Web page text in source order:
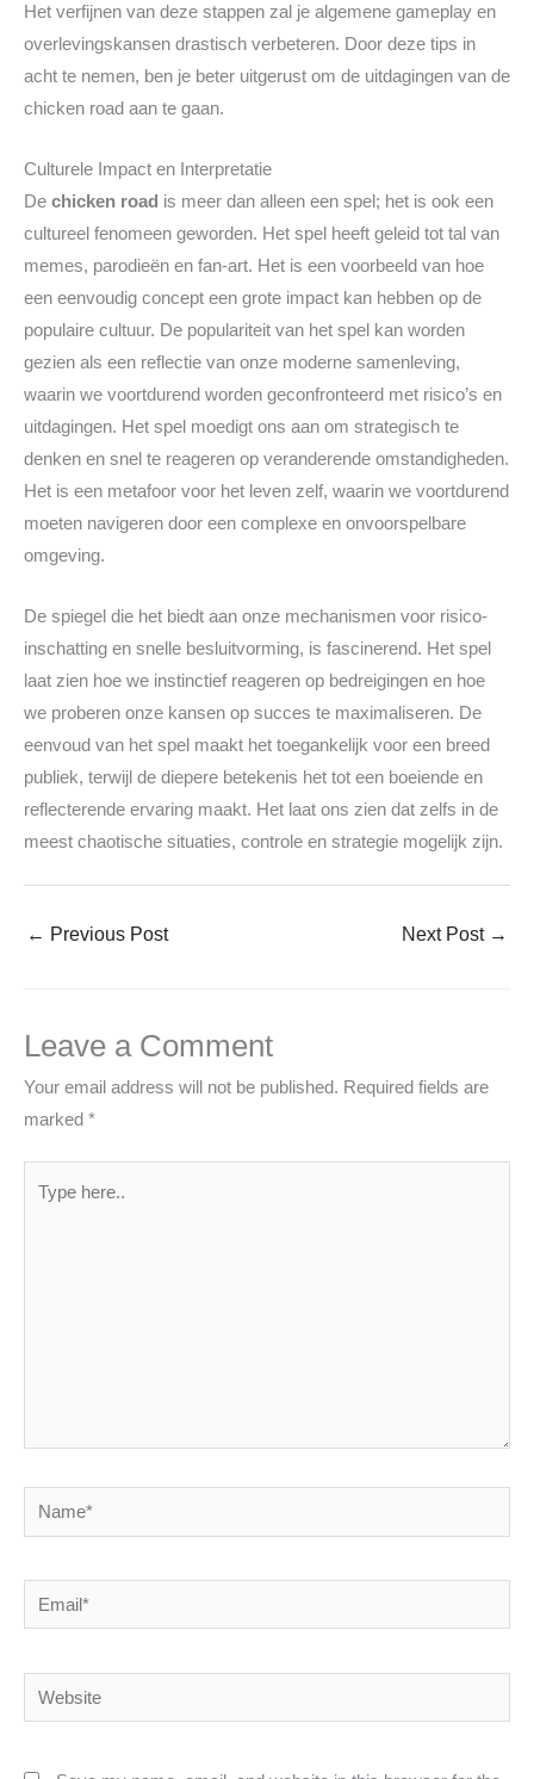
Het verfijnen van deze stappen zal je algemene gameplay en
overlevingskansen drastisch verbeteren. Door deze tips in
acht te nemen, ben je beter uitgerust om de uitdagingen van de
chicken road aan te gaan.
Culturele Impact en Interpretatie
De chicken road is meer dan alleen een spel; het is ook een
cultureel fenomeen geworden. Het spel heeft geleid tot tal van
memes, parodieën en fan-art. Het is een voorbeeld van hoe
een eenvoudig concept een grote impact kan hebben op de
populaire cultuur. De populariteit van het spel kan worden
gezien als een reflectie van onze moderne samenleving,
waarin we voortdurend worden geconfronteerd met risico’s en
uitdagingen. Het spel moedigt ons aan om strategisch te
denken en snel te reageren op veranderende omstandigheden.
Het is een metafoor voor het leven zelf, waarin we voortdurend
moeten navigeren door een complexe en onvoorspelbare
omgeving.
De spiegel die het biedt aan onze mechanismen voor risico-
inschatting en snelle besluitvorming, is fascinerend. Het spel
laat zien hoe we instinctief reageren op bedreigingen en hoe
we proberen onze kansen op succes te maximaliseren. De
eenvoud van het spel maakt het toegankelijk voor een breed
publiek, terwijl de diepere betekenis het tot een boeiende en
reflecterende ervaring maakt. Het laat ons zien dat zelfs in de
meest chaotische situaties, controle en strategie mogelijk zijn.
← Previous Post Next Post →
Leave a Comment
Your email address will not be published. Required fields are
marked *
here..
Name*
Email*
Website